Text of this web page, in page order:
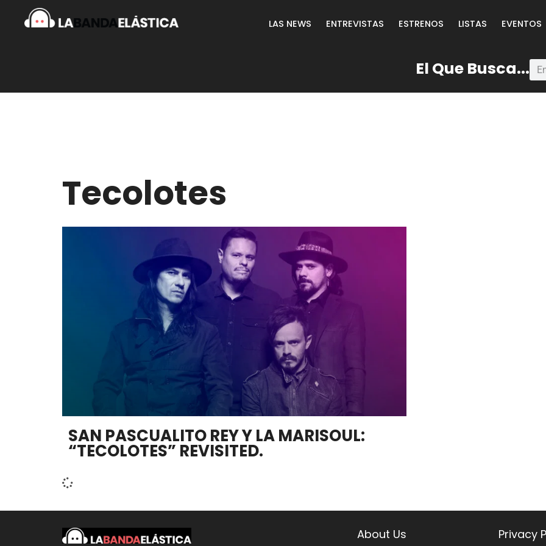
LAS NEWS ENTREVISTAS ESTRENOS LISTAS EVENTOS
El Que Busca...
Tecolotes
SAN PASCUALITO REY Y LA MARISOUL:
“TECOLOTES” REVISITED.
About Us
Privacy